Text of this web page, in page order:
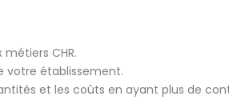
CHR.
votre établissement.
et les coûts en ayant plus de